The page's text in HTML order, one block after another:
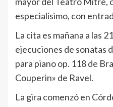
especialísimo, con
La cita es mañana a las
ejecuciones de sonatas
para piano op. 118 de
Couperin» de Ravel.
La gira comenzó en